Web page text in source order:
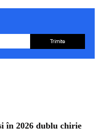
Trimite
în 2026 dublu chirie